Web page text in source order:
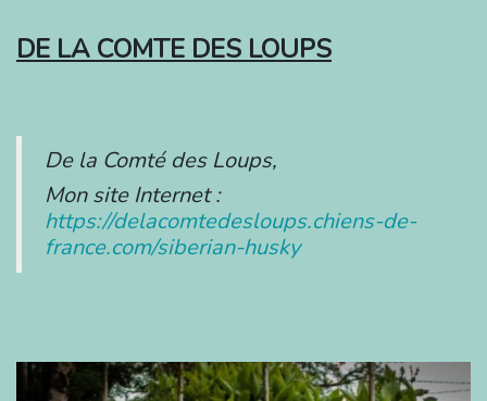
DE LA COMTE DES LOUPS
De la Comté des Loups,
Mon site Internet :
https://delacomtedesloups.chiens-de-
france.com/siberian-husky